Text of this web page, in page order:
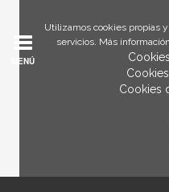
Utilizamos cookies propias
servicios. Más
Cookies
MENÚ